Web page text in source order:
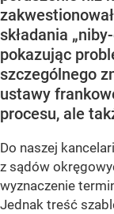
składania
pokazując
szczególnego
ustawy
procesu, ale
Do naszej
z sądów
wyznaczenie
Jednak treść